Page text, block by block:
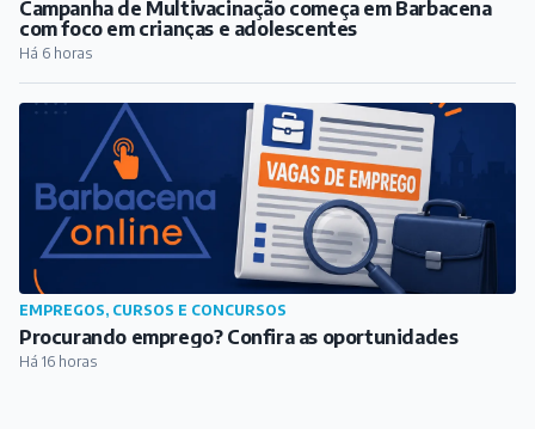
CIDADE
Praça dos Andradas interditada nesta sexta-feira para
limpeza e poda de árvores
Há 6 horas
SAÚDE
Campanha de Multivacinação começa em Barbacena